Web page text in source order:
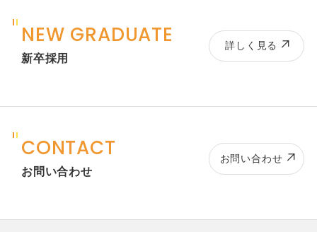
NEW GRADUATE
新卒採用
詳しく見る
CONTACT
お問い合わせ
お問い合わせ